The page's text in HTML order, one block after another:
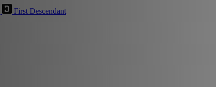
First Descendant